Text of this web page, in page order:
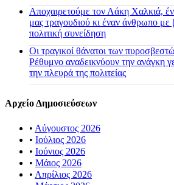
Αποχαιρετούμε τον Λάκη Χαλκιά,
μας τραγουδιού κι έναν άνθρωπο με
πολιτική συνείδηση
Οι τραγικοί θάνατοι των
Ρέθυμνο αναδεικνύουν την ανάγκη
την πλευρά της πολιτείας
Αρχείο Δημοσιεύσεων
• Αύγουστος 2026
• Ιούλιος 2026
• Ιούνιος 2026
• Μάιος 2026
• Απρίλιος 2026